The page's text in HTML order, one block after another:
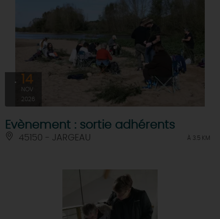
14
NOV
2026
Evènement : sortie adhérents
45150 - JARGEAU À 3.5 KM